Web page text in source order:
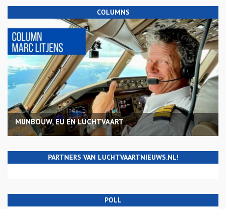
COLUMNS
MIJNBOUW, EU EN LUCHTVAART
PARTNERS VAN LUCHTVAARTNIEUWS.NL!
POLL